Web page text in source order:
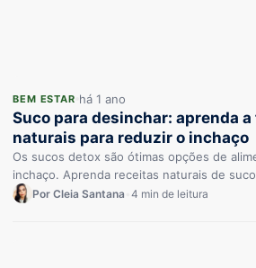
BEM ESTAR há 1 ano
Suco para desinchar: aprenda
naturais para reduzir o inchaço
Os sucos detox são ótimas opções de
inchaço. Aprenda receitas naturais de
Por Cleia Santana 4 min de leitura